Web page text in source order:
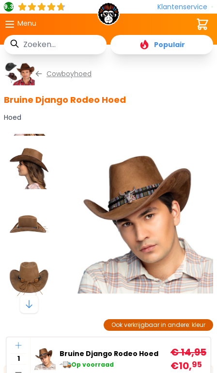
9.3
Klantenservice
Menu
Zoek
Populair
Cart
Cowboyhoed
Bruine Django Rodeo Hoed
Hoed
Ook verkrijgbaar in andere: kleur
Aantal
Bruine Django Rodeo Hoed
Op voorraad
€ 14,95
€10,95